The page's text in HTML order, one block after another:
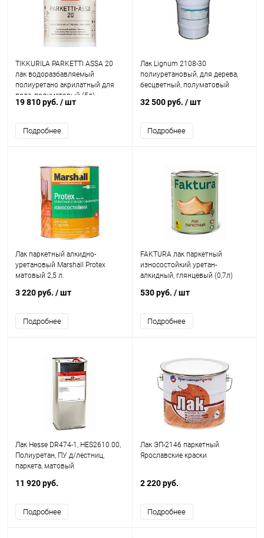
TIKKURILA PARKETTI ASSA 20
лак водоразбавляемый
полиуретано акрилатный для
пола, полуматовый (5л)
19 810 руб. / шт
Подробнее
Лак Lignum 2108-30
полиуретановый, для дерева,
бесцветный, полуматовый
32 500 руб. / шт
Подробнее
Лак паркетный алкидно-
уретановый Marshall Protex
матовый 2,5 л.
3 220 руб. / шт
Подробнее
FAKTURA лак паркетный
износостойкий уретан-
алкидный, глянцевый (0,7л)
530 руб. / шт
Подробнее
Лак Hesse DR474-1, HES2610.00,
Полиуретан, ПУ д/лестниц,
паркета, матовый
11 920 руб.
Подробнее
Лак ЭП-2146 паркетный
Ярославские краски
2 220 руб.
Подробнее